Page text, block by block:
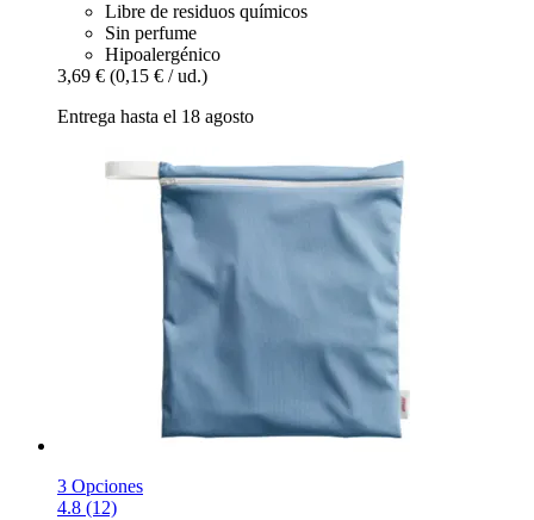
Libre de residuos químicos
Sin perfume
Hipoalergénico
3,69 € (0,15 € / ud.)
Entrega hasta el 18 agosto
3 Opciones
4.8 (12)